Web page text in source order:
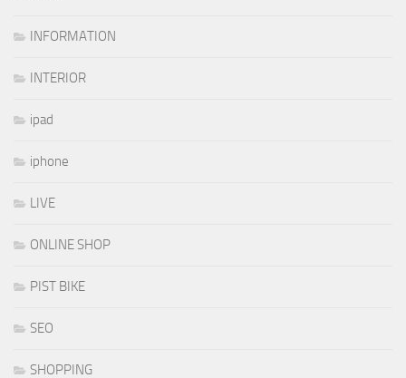
INFORMATION
INTERIOR
ipad
iphone
LIVE
ONLINE SHOP
PIST BIKE
SEO
SHOPPING